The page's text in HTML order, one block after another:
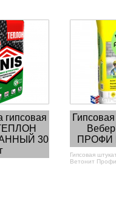
гипсовая
30
ПРОФИ
Гипсовая
Ветонит